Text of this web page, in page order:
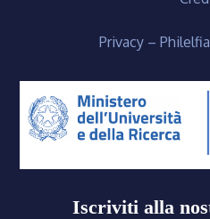
Privacy –
Iscriviti alla